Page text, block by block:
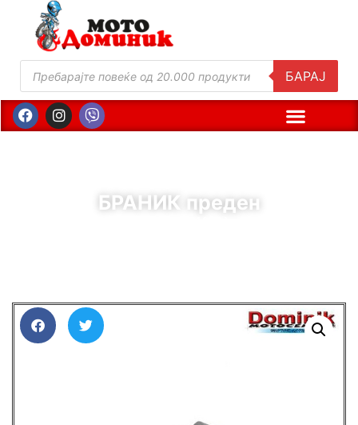
БАРАЈ
БРАНИК преден